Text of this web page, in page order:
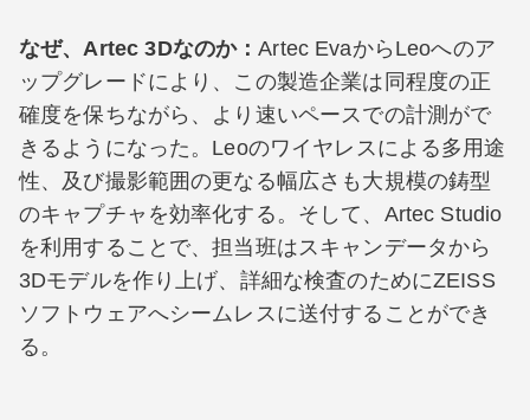
なぜ、Artec 3Dなのか：Artec EvaからLeoへのア
ップグレードにより、この製造企業は同程度の正
確度を保ちながら、より速いペースでの計測がで
きるようになった。Leoのワイヤレスによる多用途
性、及び撮影範囲の更なる幅広さも大規模の鋳型
のキャプチャを効率化する。そして、Artec Studio
を利用することで、担当班はスキャンデータから
3Dモデルを作り上げ、詳細な検査のためにZEISS
ソフトウェアへシームレスに送付することができ
る。